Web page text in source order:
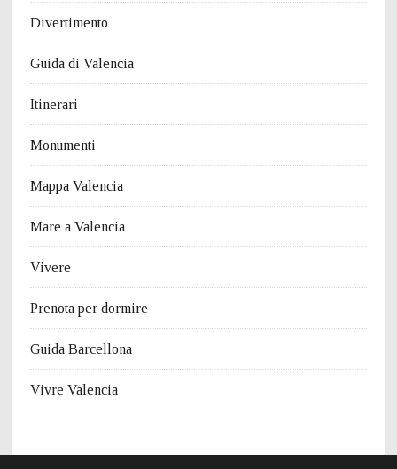
Divertimento
Guida di Valencia
Itinerari
Monumenti
Mappa Valencia
Mare a Valencia
Vivere
Prenota per dormire
Guida Barcellona
Vivre Valencia